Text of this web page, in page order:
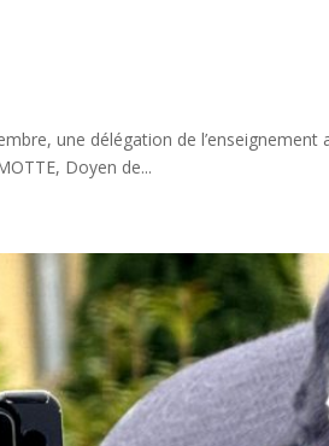
une délégation de l’enseignement
Doyen de...